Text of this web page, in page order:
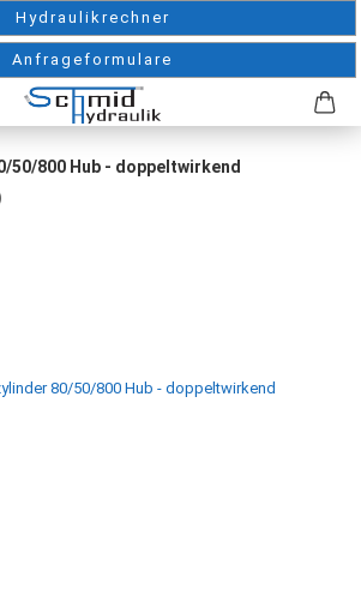
Hydraulikrechner
Anfrageformulare
50/800 Hub - doppeltwirkend